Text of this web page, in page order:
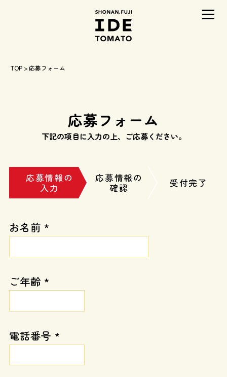
メニ
TOP > 応募フォーム
応募フォーム
下記の項目に入力の上、ご応募ください。
応募情報の
入力
応募情報の
確認
受付完了
お名前 *
ご年齢 *
電話番号 *